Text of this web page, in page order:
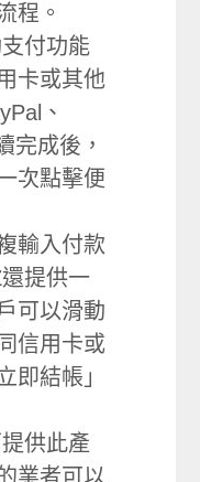
程。
付功能
卡或其他
、
完成後，
次點擊便
輸入付款
提供一
可以滑動
信用卡或
即結帳」
供此產
業者可以